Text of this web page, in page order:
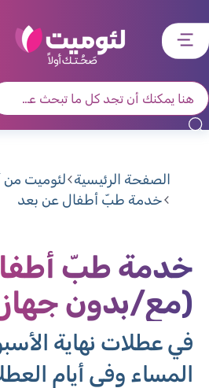
דלג
לתפריט
דלג
לרכיב
דלג
לתוכן
דלג
לאזור
תחתון
الصفحة الرئيسية لئوميت
خدمة طبّ أطفال عن بعد
خدمة طبّ
(مع/بدون جهاز
في عطلات نهاية
المساء وفي أيام